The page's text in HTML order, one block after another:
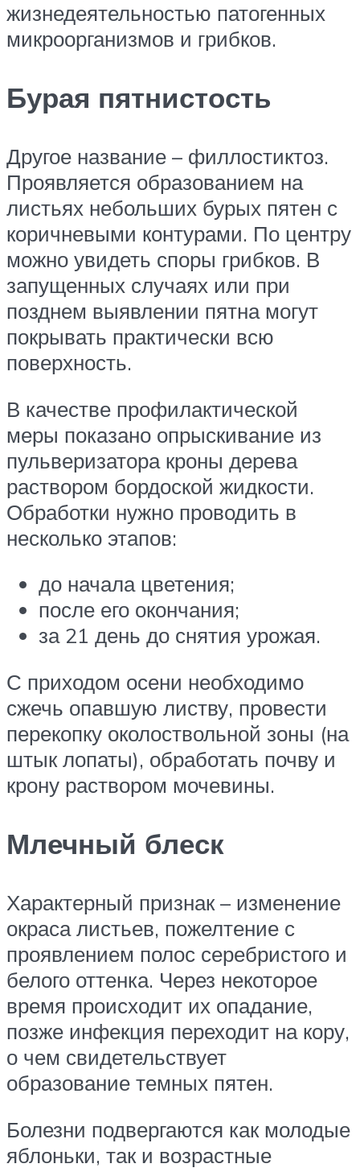
жизнедеятельностью патогенных
микроорганизмов и грибков.
Бурая пятнистость
Другое название – филлостиктоз.
Проявляется образованием на
листьях небольших бурых пятен с
коричневыми контурами. По центру
можно увидеть споры грибков. В
запущенных случаях или при
позднем выявлении пятна могут
покрывать практически всю
поверхность.
В качестве профилактической
меры показано опрыскивание из
пульверизатора кроны дерева
раствором бордоской жидкости.
Обработки нужно проводить в
несколько этапов:
до начала цветения;
после его окончания;
за 21 день до снятия урожая.
С приходом осени необходимо
сжечь опавшую листву, провести
перекопку околоствольной зоны (на
штык лопаты), обработать почву и
крону раствором мочевины.
Млечный блеск
Характерный признак – изменение
окраса листьев, пожелтение с
проявлением полос серебристого и
белого оттенка. Через некоторое
время происходит их опадание,
позже инфекция переходит на кору,
о чем свидетельствует
образование темных пятен.
Болезни подвергаются как молодые
яблоньки, так и возрастные